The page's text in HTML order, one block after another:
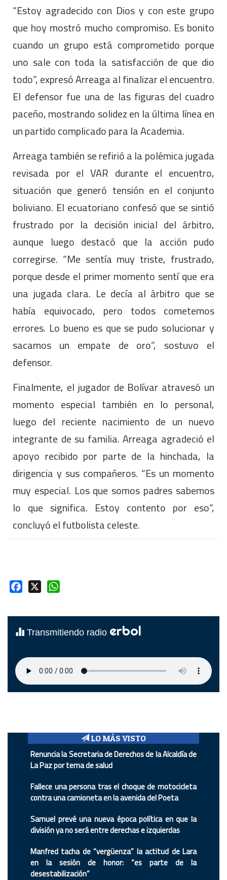
“Estoy agradecido con Dios y con este grupo
que hoy mostró mucho compromiso. Es bonito
cuando un grupo está comprometido porque
uno sale con toda la satisfacción de que dio
todo”, expresó Arreaga al finalizar el encuentro.
El defensor fue una de las figuras del cuadro
paceño, mostrando solidez en la última línea en
un partido complicado para la Academia.
Arreaga también se refirió a la polémica jugada
revisada por el VAR durante el encuentro,
situación que generó tensión en el conjunto
boliviano. El ecuatoriano confesó que se sintió
frustrado por la decisión inicial del árbitro,
aunque luego destacó que la acción pudo
corregirse. “Me sentía muy triste, frustrado,
porque desde el primer momento sentí que era
una jugada clara. Le decía al árbitro que se
había equivocado, pero todos cometemos
errores. Lo bueno es que se pudo solucionar y
sacamos un empate de oro”, sostuvo el
defensor.
Finalmente, el jugador de Bolívar atravesó un
momento especial también en lo personal,
luego del reciente nacimiento de un nuevo
integrante de su familia. Arreaga agradeció el
apoyo recibido por parte de la hinchada, la
dirigencia y sus compañeros. “Es un momento
muy especial. Los que somos padres sabemos
lo que significa. Estoy contento por eso”,
concluyó el futbolista celeste.
Facebook
Transmitiendo radio erbol
LO MÁS VISTO
Renuncia la Secretaria de Derechos de la Alcaldía de
La Paz por tema de salud
Fallece una persona tras el choque de motocicleta
contra una camioneta en la avenida del Poeta
Samuel prevé una nueva época política en que la
división ya no será entre derechas e izquierdas
Manfred tacha de “vergüenza” la actitud de Lara
en la sesión de honor: “es parte de la
desestabilización”